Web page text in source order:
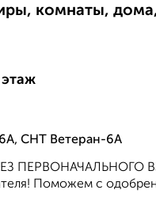
комнаты,
СНТ Ветеран-6А
БЕЗ
Поможем с